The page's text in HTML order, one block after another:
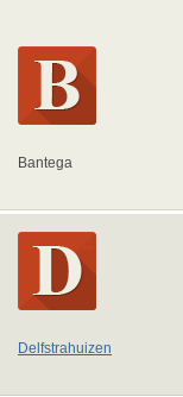
Bantega
Delfstrahuizen